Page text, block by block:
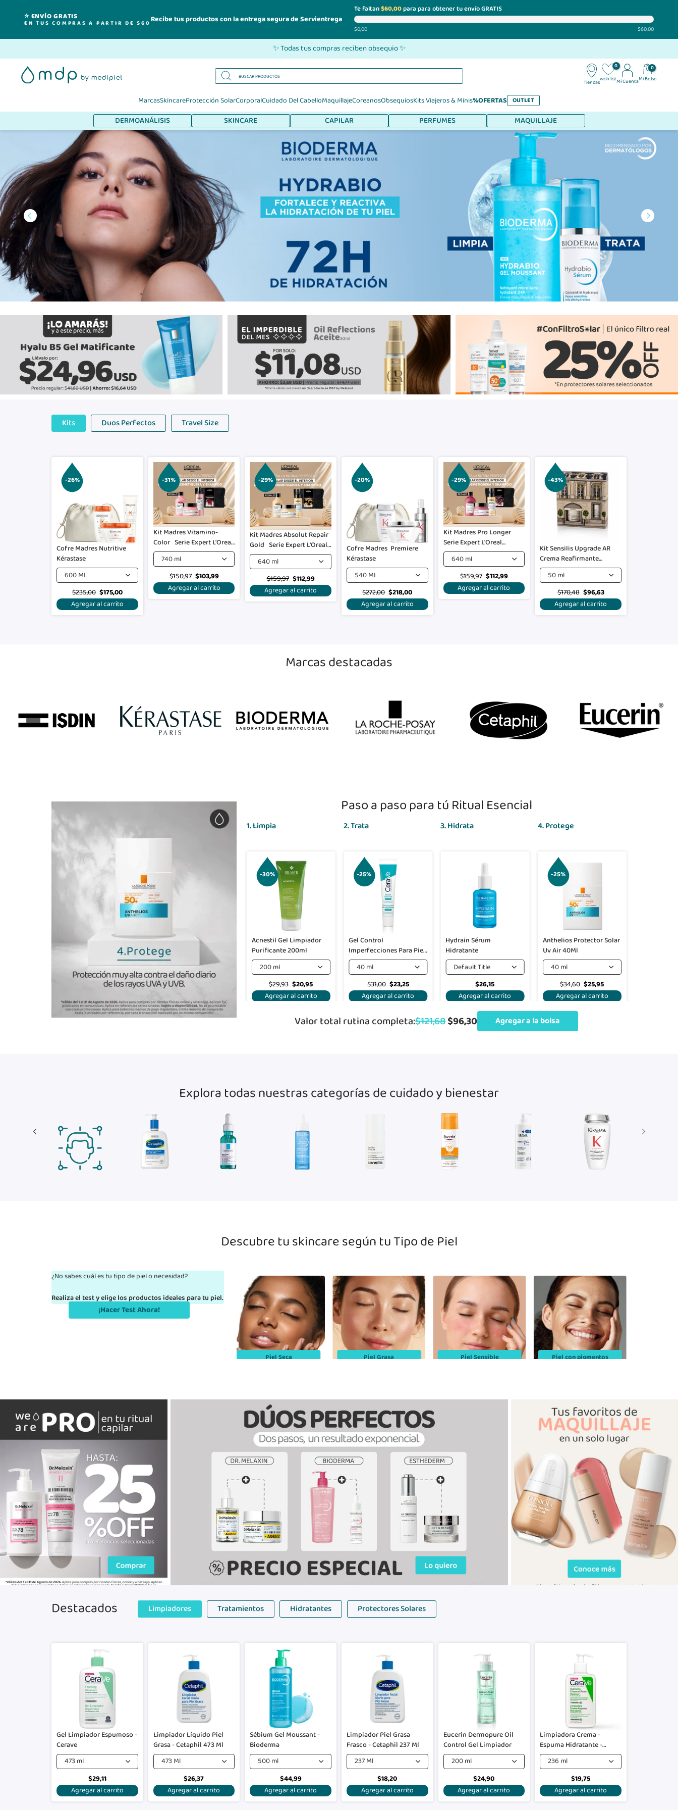
⭐ ENVÍO GRATIS
EN TUS COMPRAS A PARTIR DE $60 Recibe tus productos con la entrega segura de Servientrega
Te faltan$60,00para para obtener tu envío GRATIS
$0,00 $60,00
al
contenido
✨ Todas tus compras reciben obsequio ✨
Tiendas
0
wish listMi Cuenta
0
Mi Bolso
MarcasSkincareProtección SolarCorporalCuidado Del CabelloMaquillajeCoreanosObsequiosKits Viajeros & Minis%OFERTAS OUTLET
DERMOANÁLISIS SKINCARE CAPILAR PERFUMES MAQUILLAJE
Kits Duos Perfectos Travel Size
-26%
Cofre Madres Nutritive
Kérastase
600 ML
$235,00 $175,00
Agregar al carrito
-31%
Kit Madres Vitamino-
Color Serie Expert L'Oreal
Professionnel
740 ml
$150,97 $103,99
Agregar al carrito
-29%
Kit Madres Absolut Repair
Gold Serie Expert L'Oreal
Professionnel
640 ml
$159,97 $112,99
Agregar al carrito
-20%
Cofre Madres Premiere
Kérastase
540 ML
$272,00 $218,00
Agregar al carrito
-29%
Kit Madres Pro Longer
Serie Expert L'Oreal
Professionnel
640 ml
$159,97 $112,99
Agregar al carrito
-43%
Kit Sensilis Upgrade AR
Crema Reafirmante
Calmante + Tratamiento
Para El Contorno De Ojos
Gratis
50 ml
$170,48 $96,63
Agregar al carrito
Marcas destacadas
Paso a paso para tú Ritual Esencial
1. Limpia
-30%
Acnestil Gel Limpiador
Purificante 200ml
200 ml
$29,93 $20,95
Agregar al carrito
2. Trata
-25%
Gel Control
Imperfecciones Para Piel
Con Tendencia A
Imperfecciones - Cerave
40 ml
$31,00 $23,25
Agregar al carrito
3. Hidrata
Hydrain Sérum
Hidratante
Default Title
$26,15
Agregar al carrito
4. Protege
-25%
Anthelios Protector Solar
Uv Air 40Ml
40 ml
$34,60 $25,95
Agregar al carrito
Valor total rutina completa:$121,68$96,30 Agregar a la bolsa
Explora todas nuestras categorías de cuidado y bienestar
Descubre tu skincare según tu Tipo de Piel
¿No sabes cuál es tu tipo de piel o necesidad?
Realiza el test y elige los productos ideales para tu piel.
¡Hacer Test Ahora!
Piel Seca Piel Grasa Piel Sensible Piel con pigmentos
Destacados Limpiadores Tratamientos Hidratantes Protectores Solares
Gel Limpiador Espumoso -
Cerave
473 ml
$29,11
Agregar al carrito
Limpiador Líquido Piel
Grasa - Cetaphil 473 Ml
473 Ml
$26,37
Agregar al carrito
Sébium Gel Moussant -
Bioderma
500 ml
$44,99
Agregar al carrito
Limpiador Piel Grasa
Frasco - Cetaphil 237 Ml
237 Ml
$18,20
Agregar al carrito
Eucerin Dermopure Oil
Control Gel Limpiador
200 ml
$24,90
Agregar al carrito
Limpiadora Crema -
Espuma Hidratante -
Cerave
236 ml
$19,75
Agregar al carrito